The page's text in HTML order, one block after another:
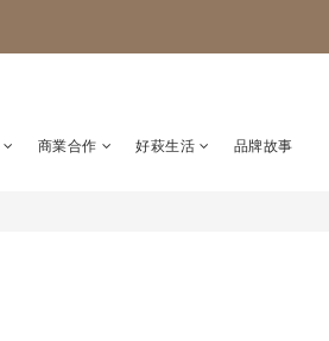
商業合作 好萩生活 品牌故事